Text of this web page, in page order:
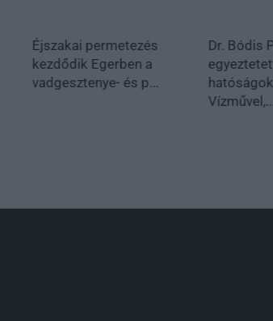
Éjszakai permetezés
kezdődik Egerben a
vadgesztenye- és p...
Dr. Bódis